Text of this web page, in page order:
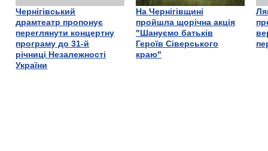
Чернігівський
драмтеатр пропонує
переглянути концертну
програму до 31-й
річниці Незалежності
України
На Чернігівщині
пройшла щорічна акція
"Шануємо батьків
Героїв Сіверського
краю"